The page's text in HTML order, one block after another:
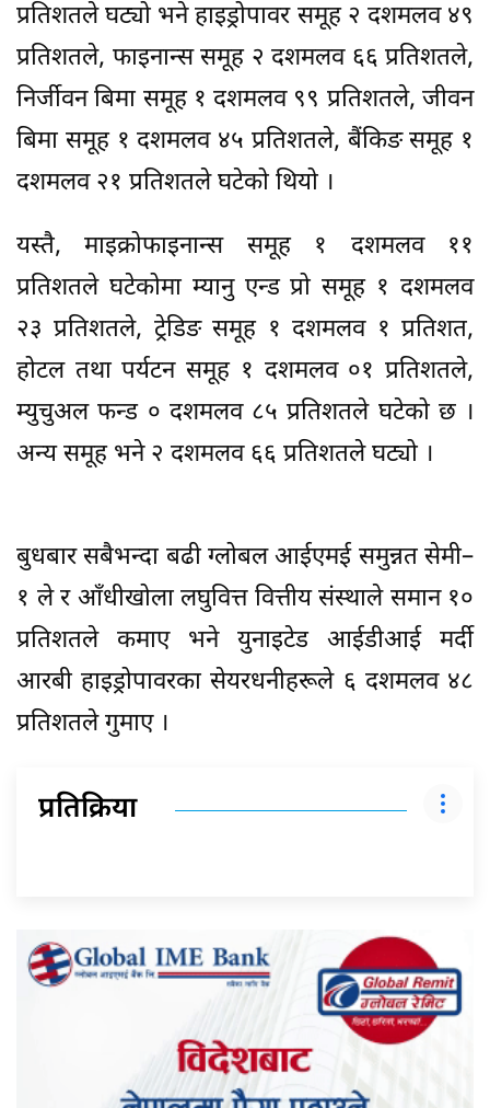
प्रतिशतले घट्यो भने हाइड्रोपावर समूह २ दशमलव ४९
प्रतिशतले, फाइनान्स समूह २ दशमलव ६६ प्रतिशतले,
निर्जीवन बिमा समूह १ दशमलव ९९ प्रतिशतले, जीवन
बिमा समूह १ दशमलव ४५ प्रतिशतले, बैंकिङ समूह १
दशमलव २१ प्रतिशतले घटेको थियो ।
यस्तै, माइक्रोफाइनान्स समूह १ दशमलव ११
प्रतिशतले घटेकोमा म्यानु एन्ड प्रो समूह १ दशमलव
२३ प्रतिशतले, ट्रेडिङ समूह १ दशमलव १ प्रतिशत,
होटल तथा पर्यटन समूह १ दशमलव ०१ प्रतिशतले,
म्युचुअल फन्ड ० दशमलव ८५ प्रतिशतले घटेको छ ।
अन्य समूह भने २ दशमलव ६६ प्रतिशतले घट्यो ।
बुधबार सबैभन्दा बढी ग्लोबल आईएमई समुन्नत सेमी–
१ ले र आँधीखोला लघुवित्त वित्तीय संस्थाले समान १०
प्रतिशतले कमाए भने युनाइटेड आईडीआई मर्दी
आरबी हाइड्रोपावरका सेयरधनीहरूले ६ दशमलव ४८
प्रतिशतले गुमाए ।
प्रतिक्रिया